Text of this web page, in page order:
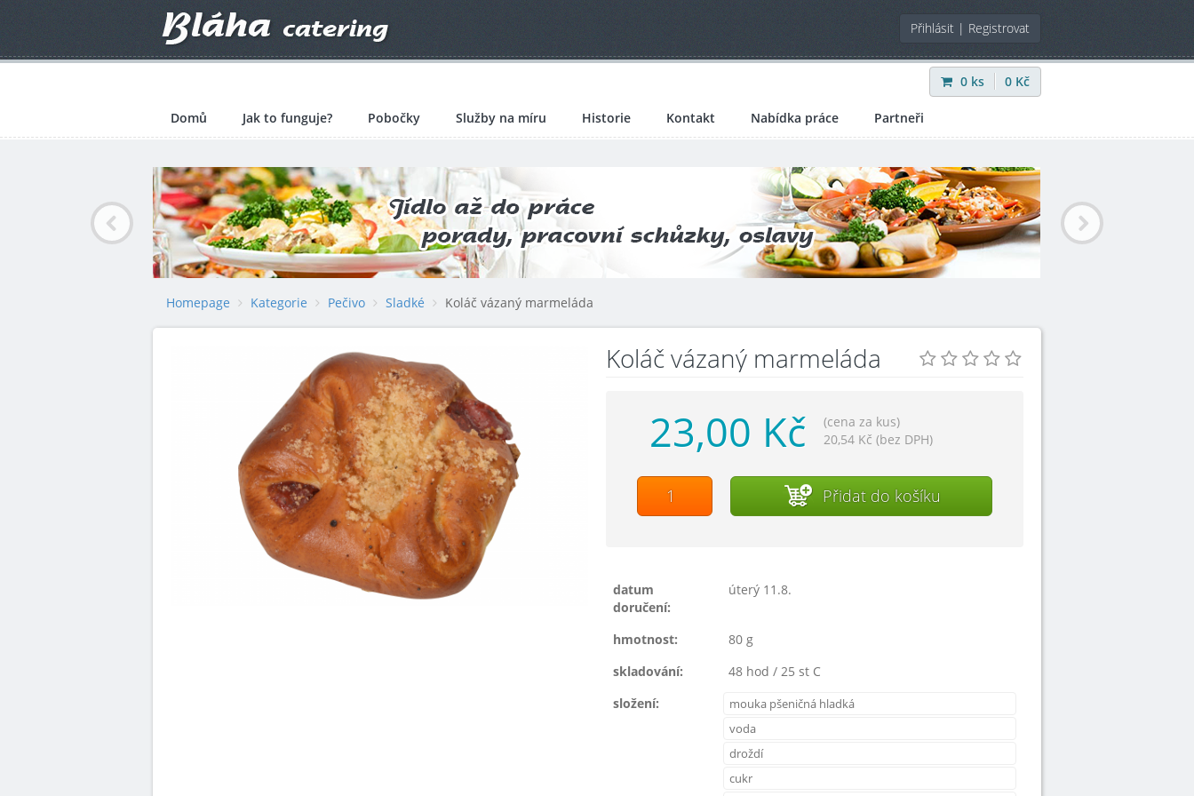
Přihlásit | Registrovat
0 ks 0 Kč
Domů Jak to funguje? Pobočky Služby na míru Historie Kontakt Nabídka práce Partneři
Homepage Kategorie Pečivo Sladké Koláč vázaný marmeláda
Koláč vázaný marmeláda
23,00 Kč
(cena za kus)
20,54 Kč (bez DPH)
Přidat do košíku
datum
doručení:
úterý 11.8.
hmotnost:
80 g
skladování:
48 hod / 25 st C
složení:
mouka pšeničná hladká
voda
droždí
cukr